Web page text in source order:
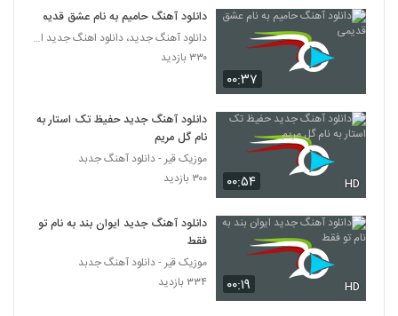
5737
دانلود آهنگ روزبه بمانی اسمت که میاد (اجرای
زنده)
۳۱۷ بازدید
دانلود آهنگ مهدی بسکی نیا دلم اسیره
5740
دانلود آهنگ شاهین شاهرخ چقدر خوبی تو
(Shahin Shahrokh Cheghadr Khoobi
To)
۲۸۰ بازدید
5741
دانلود آهنگ محسن ابراهیم زاده علاقه
Ebrahimzadeh Alaghe Mahsos)
۳۸۳ بازدید
۰۰:۳۷
دانلود آهنگ حامیم به نام عشق قدیمی
دانلود آهنگ جدید، دانلود اهنگ جدید ایرانی
۳۳۰ بازدید
۰۰:۵۴ HD
دانلود آهنگ جدید حفیظ تک استار به
نام گل مریم
موزیک قیر - دانلود آهنگ جدبد
۳۰۰ بازدید
۰۰:۱۹ HD
دانلود آهنگ جدید ایوان بند به نام تو
فقط
موزیک قیر - دانلود آهنگ جدبد
۳۳۴ بازدید